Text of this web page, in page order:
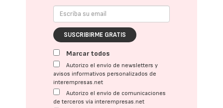
SUSCRIBIRME GRATIS
Marcar todos
Autorizo el envío de newsletters y
avisos informativos personalizados de
interempresas.net
Autorizo el envío de comunicaciones
de terceros vía interempresas.net